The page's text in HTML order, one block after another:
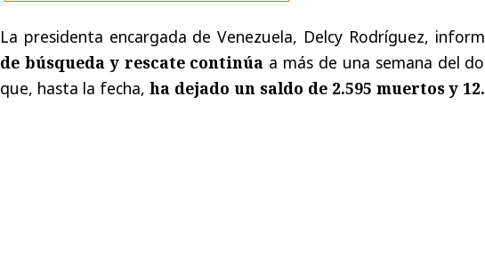
La presidenta encargada de Venezuela, Delcy Rodríguez,
de búsqueda y rescate continúa a más de una semana del
que, hasta la fecha, ha dejado un saldo de 2.595 muertos y